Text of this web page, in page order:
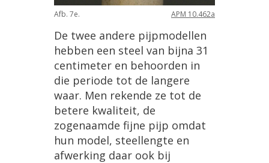
Afb. 7e. APM 10.462a
De twee andere pijpmodellen
hebben een steel van bijna 31
centimeter en behoorden in
die periode tot de langere
waar. Men rekende ze tot de
betere kwaliteit, de
zogenaamde fijne pijp omdat
hun model, steellengte en
afwerking daar ook bij